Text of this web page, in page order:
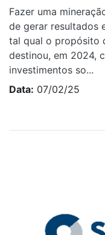
Fazer uma
de gerar resultados
tal qual o propósito
destinou, em 2024,
investimentos so...
Data: 07/02/25